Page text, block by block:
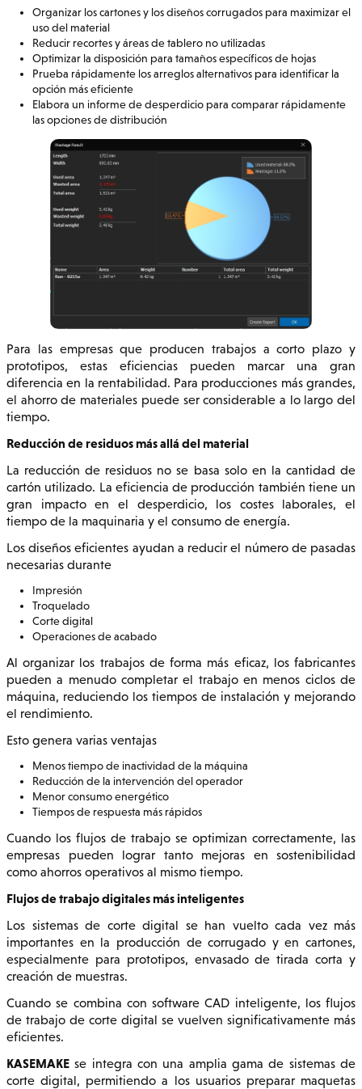
Organizar los cartones y los diseños corrugados para maximizar el
uso del material
Reducir recortes y áreas de tablero no utilizadas
Optimizar la disposición para tamaños específicos de hojas
Prueba rápidamente los arreglos alternativos para identificar la
opción más eficiente
Elabora un informe de desperdicio para comparar rápidamente
las opciones de distribución
Para las empresas que producen trabajos a corto plazo y
prototipos, estas eficiencias pueden marcar una gran
diferencia en la rentabilidad. Para producciones más grandes,
el ahorro de materiales puede ser considerable a lo largo del
tiempo.
Reducción de residuos más allá del material
La reducción de residuos no se basa solo en la cantidad de
cartón utilizado. La eficiencia de producción también tiene un
gran impacto en el desperdicio, los costes laborales, el
tiempo de la maquinaria y el consumo de energía.
Los diseños eficientes ayudan a reducir el número de pasadas
necesarias durante
Impresión
Troquelado
Corte digital
Operaciones de acabado
Al organizar los trabajos de forma más eficaz, los fabricantes
pueden a menudo completar el trabajo en menos ciclos de
máquina, reduciendo los tiempos de instalación y mejorando
el rendimiento.
Esto genera varias ventajas
Menos tiempo de inactividad de la máquina
Reducción de la intervención del operador
Menor consumo energético
Tiempos de respuesta más rápidos
Cuando los flujos de trabajo se optimizan correctamente, las
empresas pueden lograr tanto mejoras en sostenibilidad
como ahorros operativos al mismo tiempo.
Flujos de trabajo digitales más inteligentes
Los sistemas de corte digital se han vuelto cada vez más
importantes en la producción de corrugado y en cartones,
especialmente para prototipos, envasado de tirada corta y
creación de muestras.
Cuando se combina con software CAD inteligente, los flujos
de trabajo de corte digital se vuelven significativamente más
eficientes.
KASEMAKE se integra con una amplia gama de sistemas de
corte digital, permitiendo a los usuarios preparar maquetas